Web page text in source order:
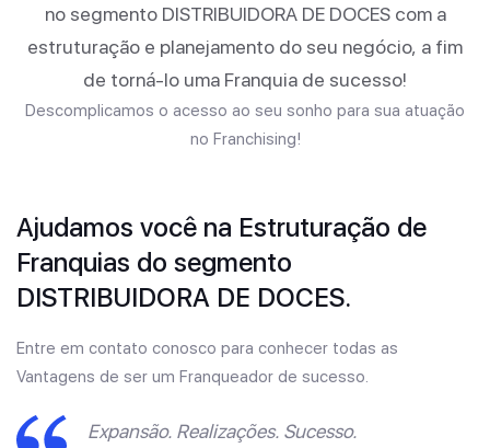
no segmento DISTRIBUIDORA DE DOCEScom a
estruturação e planejamento do seu negócio, a fim
de torná-lo uma Franquia de sucesso!
Descomplicamos o acesso ao seu sonho para sua atuação
no Franchising!
Ajudamos você na Estruturação de
Franquias do segmento
DISTRIBUIDORA DE DOCES.
Entre em contato conosco para conhecer todas as
Vantagens de ser um Franqueador de sucesso.
Expansão. Realizações. Sucesso.